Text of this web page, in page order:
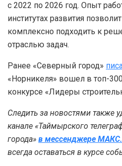
с 2022 по 2026 год. Опыт
институтах развития
комплексно подходить к
отраслью задач.
Ранее «Северный город»
«Норникеля» вошел в топ-
конкурсе «Лидеры
Следить за новостями также
канале «Таймырского
города» в мессенджере МАКС.
всегда оставаться в курсе